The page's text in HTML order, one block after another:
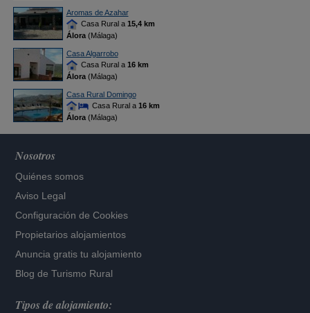
Aromas de Azahar
Casa Rural a 15,4 km
Álora(Málaga)
Casa Algarrobo
Casa Rural a 16 km
Álora(Málaga)
Casa Rural Domingo
Casa Rural a 16 km
Álora(Málaga)
Nosotros
Quiénes somos
Aviso Legal
Configuración de Cookies
Propietarios alojamientos
Anuncia gratis tu alojamiento
Blog de Turismo Rural
Tipos de alojamiento: